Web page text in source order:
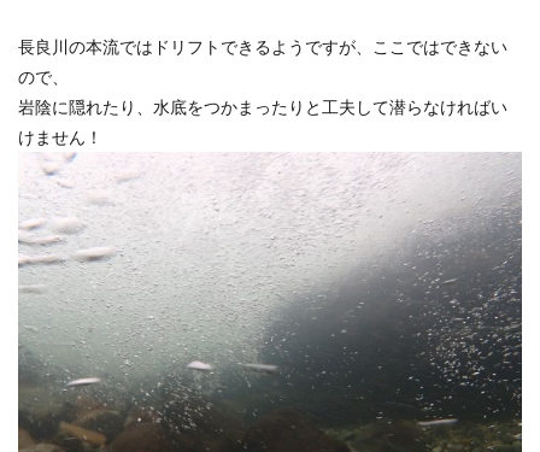
長良川の本流ではドリフトできるようですが、ここではできない
ので、
岩陰に隠れたり、水底をつかまったりと工夫して潜らなければい
けません！